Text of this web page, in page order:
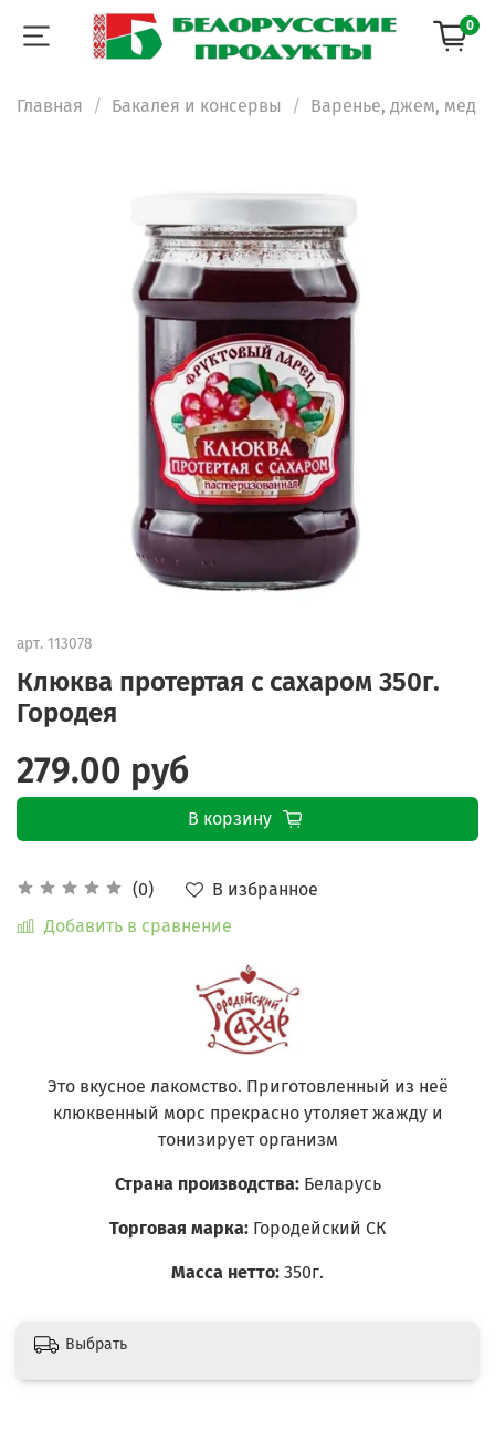
0
Главная Бакалея и консервы Варенье, джем, мед
арт. 113078
Клюква протертая с сахаром 350г.
Городея
(0)
В избранное
Добавить в сравнение
279.00 руб
В корзину
Это вкусное лакомство. Приготовленный из неё
клюквенный морс прекрасно утоляет жажду и
тонизирует организм
Страна производства: Беларусь
Торговая марка: Городейский СК
Масса нетто: 350г.
Выбрать